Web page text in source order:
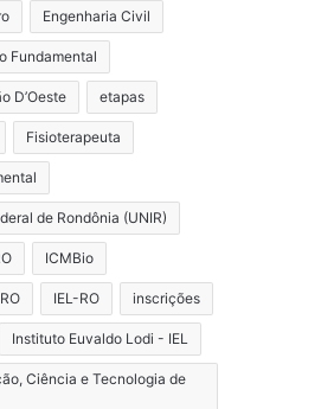
Engenharia Civil
Fundamental
D’Oeste etapas
Fisioterapeuta
de Rondônia (UNIR)
ICMBio
IEL-RO inscrições
Instituto Euvaldo Lodi - IEL
Ciência e Tecnologia de